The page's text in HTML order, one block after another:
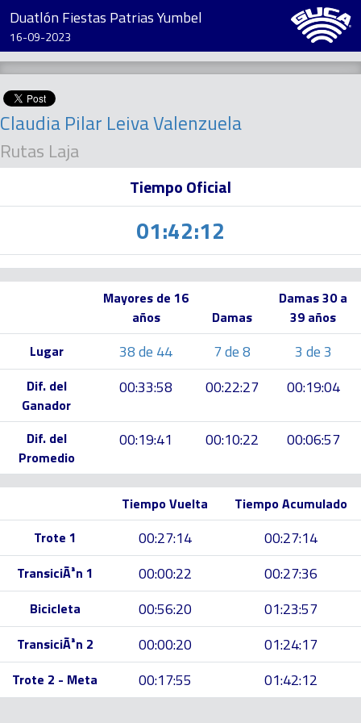
Duatlón Fiestas Patrias Yumbel
16-09-2023
Claudia Pilar Leiva Valenzuela
Rutas Laja
Tiempo Oficial
01:42:12
Mayores de 16
años
Damas
Damas 30 a
39 años
Lugar
38 de 44 7 de 8 3 de 3
Dif. del
Ganador
00:33:58 00:22:27 00:19:04
Dif. del
Promedio
00:19:41 00:10:22 00:06:57
Tiempo Vuelta
Tiempo Acumulado
Trote 1
00:27:14 00:27:14
TransiciÃ³n 1 00:00:22 00:27:36
Bicicleta 00:56:20 01:23:57
TransiciÃ³n 2 00:00:20 01:24:17
Trote 2 - Meta 00:17:55 01:42:12